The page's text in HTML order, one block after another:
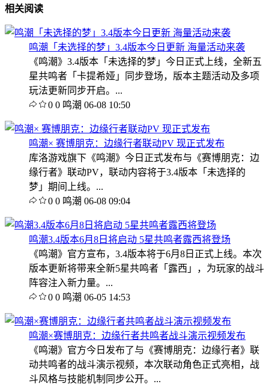
相关阅读
鸣潮「未选择的梦」3.4版本今日更新 海量活动来袭
《鸣潮》3.4版本「未选择的梦」今日正式上线，全新五
星共鸣者「卡提希娅」同步登场，版本主题活动及多项
玩法更新同步开启。...
0 0 鸣潮 06-08 10:50
鸣潮× 赛博朋克：边缘行者联动PV 现正式发布
库洛游戏旗下《鸣潮》今日正式发布与《赛博朋克：边
缘行者》联动PV，联动内容将于3.4版本「未选择的
梦」期间上线。...
0 0 鸣潮 06-08 09:04
鸣潮3.4版本6月8日将启动 5星共鸣者露西将登场
《鸣潮》官方宣布，3.4版本将于6月8日正式上线。本次
版本更新将带来全新5星共鸣者「露西」，为玩家的战斗
阵容注入新力量。...
0 0 鸣潮 06-05 14:53
鸣潮×赛博朋克：边缘行者共鸣者战斗演示视频发布
《鸣潮》官方今日发布了与《赛博朋克：边缘行者》联
动共鸣者的战斗演示视频，本次联动角色正式亮相，战
斗风格与技能机制同步公开。...